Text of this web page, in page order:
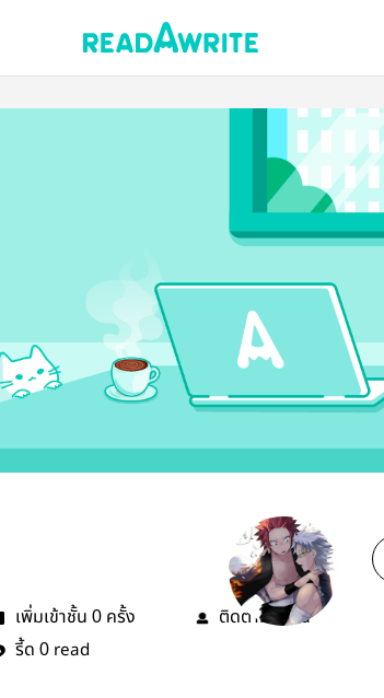
เพิ่มเข้าชั้น 0 ครั้ง ติดตาม0คน
รี้ด 0 read